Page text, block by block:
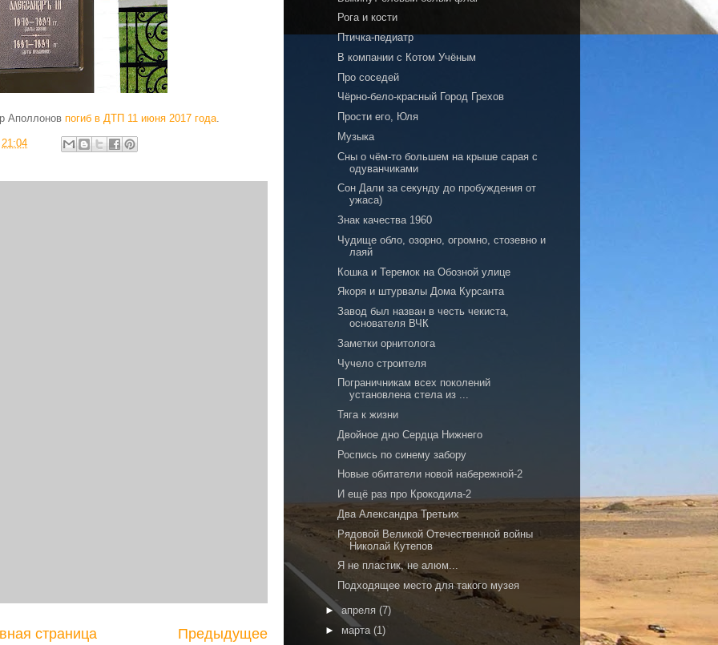
Аполлонов погиб в ДТП 11 июня 2017 года.
21:04
Предыдущее
страница
Рога и кости
Птичка-педиатр
В компании с Котом Учёным
Про соседей
Чёрно-бело-красный Город Грехов
Прости его, Юля
Музыка
Сны о чём-то большем на крыше сарая с
одуванчиками
Сон Дали за секунду до пробуждения от
ужаса)
Знак качества 1960
Чудище обло, озорно, огромно, стозевно и
лаяй
Кошка и Теремок на Обозной улице
Якоря и штурвалы Дома Курсанта
Завод был назван в честь чекиста,
основателя ВЧК
Заметки орнитолога
Чучело строителя
Пограничникам всех поколений
установлена стела из ...
Тяга к жизни
Двойное дно Сердца Нижнего
Роспись по синему забору
Новые обитатели новой набережной-2
И ещё раз про Крокодила-2
Два Александра Третьих
Рядовой Великой Отечественной войны
Николай Кутепов
Я не пластик, не алюм...
Подходящее место для такого музея
►апреля (7)
► марта (1)